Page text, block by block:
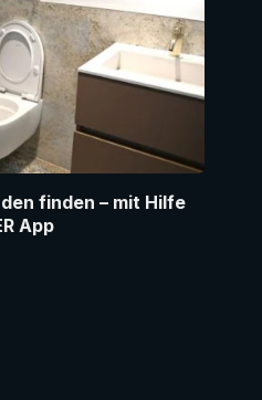
finden – mit Hilfe
App